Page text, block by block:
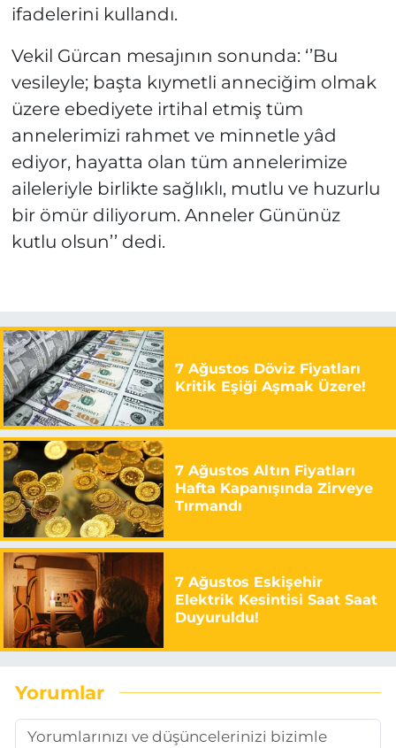
ifadelerini kullandı.
Vekil Gürcan mesajının sonunda: ‘’Bu
vesileyle; başta kıymetli anneciğim olmak
üzere ebediyete irtihal etmiş tüm
annelerimizi rahmet ve minnetle yâd
ediyor, hayatta olan tüm annelerimize
aileleriyle birlikte sağlıklı, mutlu ve huzurlu
bir ömür diliyorum. Anneler Gününüz
kutlu olsun’’ dedi.
7 Ağustos Döviz Fiyatları
Kritik Eşiği Aşmak Üzere!
7 Ağustos Altın Fiyatları
Hafta Kapanışında Zirveye
Tırmandı
7 Ağustos Eskişehir
Elektrik Kesintisi Saat Saat
Duyuruldu!
Yorumlar